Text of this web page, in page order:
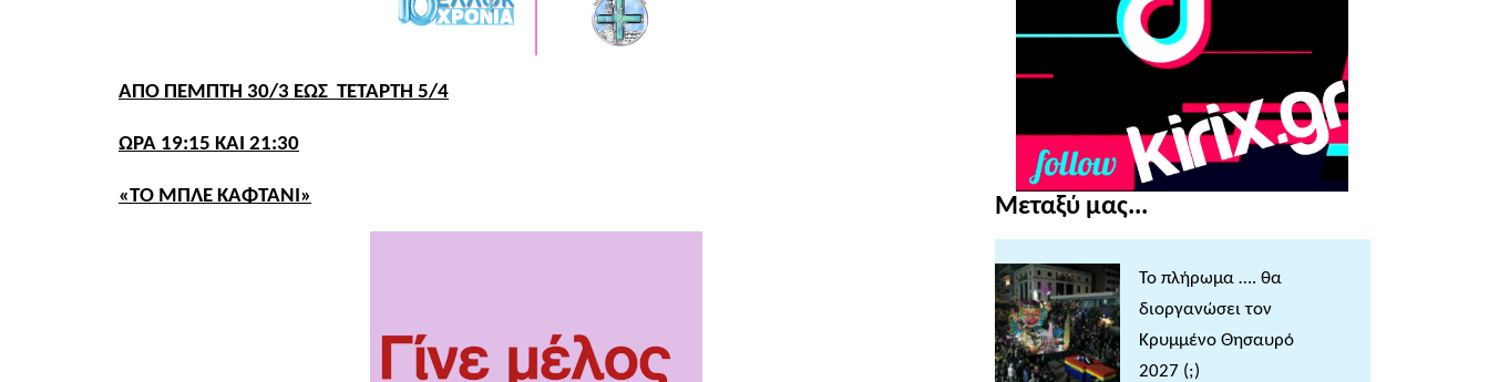
ΑΠΟ ΠΕΜΠΤΗ 30/3 ΕΩΣ ΤΕΤΑΡΤΗ 5/4
ΩΡΑ 19:15 ΚΑΙ 21:30
«ΤΟ ΜΠΛΕ ΚΑΦΤΑΝΙ» Μεταξύ μας...
Το πλήρωμα …. θα
διοργανώσει τον
Κρυμμένο Θησαυρό
2027 (;)